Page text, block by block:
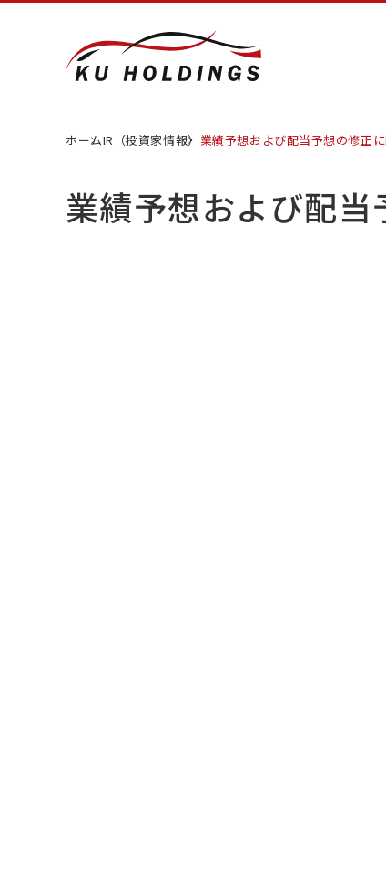
ホームIR（投資家情報） 業績予想および配当予想の修正
業績予想および配